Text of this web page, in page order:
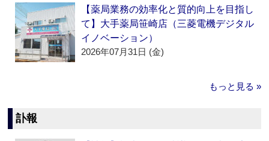
【薬局業務の効率化と質的向上を目指し
て】大手薬局笹崎店（三菱電機デジタル
イノベーション）
2026年07月31日 (金)
もっと見る »
訃報